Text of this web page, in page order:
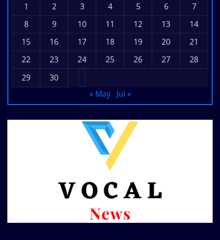
1
2 3 4 5 6
7
8
9 10 11 12 13
14
15
16 17 18 19 20
21
22
23 24 25 26 27
28
29
30
« May
Jul »